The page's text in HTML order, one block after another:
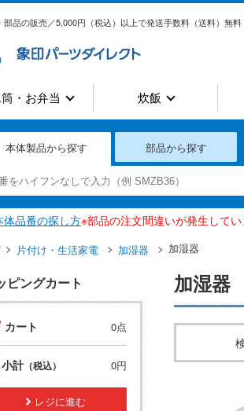
部品の販売／5,000円（税込）以上で発送手数料（送料）無
・お弁当 炊飯
本体製品から探す 部品から探す
体品番の探し方※部品の注文間違いが発生して
片付け・生活家電 加湿器 加湿器
加湿器
ピングカート
カート 0点
小計 （税込） 0円
レジに進む